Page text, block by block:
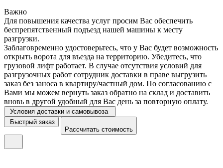
Важно
Для повышения качества услуг просим Вас обеспечить
беспрепятственный подъезд нашей машины к месту
разгрузки.
Заблаговременно удостоверьтесь, что у Вас будет возможность
открыть ворота для въезда на территорию. Убедитесь, что
грузовой лифт работает. В случае отсутствия условий для
разгрузочных работ сотрудник доставки в праве выгрузить
заказ без заноса в квартиру/частный дом. По согласованию с
Вами мы можем вернуть заказ обратно на склад и доставить
вновь в другой удобный для Вас день за повторную оплату.
Условия доставки и самовывоза
Быстрый заказ
Рассчитать стоимость